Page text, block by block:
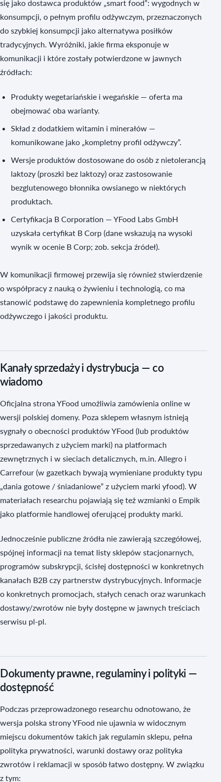
się jako dostawca produktów „smart food”: wygodnych w
konsumpcji, o pełnym profilu odżywczym, przeznaczonych
do szybkiej konsumpcji jako alternatywa posiłków
tradycyjnych. Wyróżniki, jakie firma eksponuje w
komunikacji i które zostały potwierdzone w jawnych
źródłach:
Produkty wegetariańskie i wegańskie — oferta ma
obejmować oba warianty.
Skład z dodatkiem witamin i minerałów —
komunikowane jako „kompletny profil odżywczy”.
Wersje produktów dostosowane do osób z nietolerancją
laktozy (proszki bez laktozy) oraz zastosowanie
bezglutenowego błonnika owsianego w niektórych
produktach.
Certyfikacja B Corporation — YFood Labs GmbH
uzyskała certyfikat B Corp (dane wskazują na wysoki
wynik w ocenie B Corp; zob. sekcja źródeł).
W komunikacji firmowej przewija się również stwierdzenie
o współpracy z nauką o żywieniu i technologią, co ma
stanowić podstawę do zapewnienia kompletnego profilu
odżywczego i jakości produktu.
Kanały sprzedaży i dystrybucja — co
wiadomo
Oficjalna strona YFood umożliwia zamówienia online w
wersji polskiej domeny. Poza sklepem własnym istnieją
sygnały o obecności produktów YFood (lub produktów
sprzedawanych z użyciem marki) na platformach
zewnętrznych i w sieciach detalicznych, m.in. Allegro i
Carrefour (w gazetkach bywają wymieniane produkty typu
„dania gotowe / śniadaniowe” z użyciem marki yfood). W
materiałach researchu pojawiają się też wzmianki o Empik
jako platformie handlowej oferującej produkty marki.
Jednocześnie publiczne źródła nie zawierają szczegółowej,
spójnej informacji na temat listy sklepów stacjonarnych,
programów subskrypcji, ścisłej dostępności w konkretnych
kanałach B2B czy partnerstw dystrybucyjnych. Informacje
o konkretnych promocjach, stałych cenach oraz warunkach
dostawy/zwrotów nie były dostępne w jawnych treściach
serwisu pl‑pl.
Dokumenty prawne, regulaminy i polityki —
dostępność
Podczas przeprowadzonego researchu odnotowano, że
wersja polska strony YFood nie ujawnia w widocznym
miejscu dokumentów takich jak regulamin sklepu, pełna
polityka prywatności, warunki dostawy oraz polityka
zwrotów i reklamacji w sposób łatwo dostępny. W związku
z tym: